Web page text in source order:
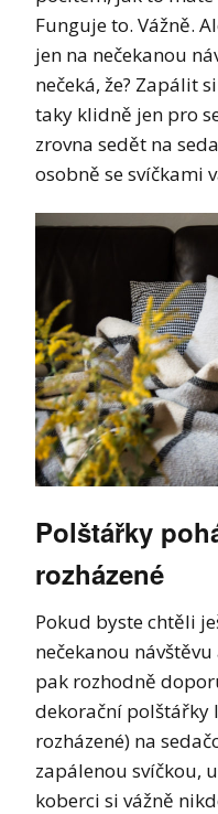
Funguje to. Vážně.
jen na nečekanou
nečeká, že? Zapálit
taky klidně jen pro
zrovna sedět na
osobně se svíčkami
Polštářky
rozházené
Pokud byste chtěli
nečekanou
pak rozhodně
dekorační polštářky
rozházené) na
zapálenou svíčkou,
koberci si vážně